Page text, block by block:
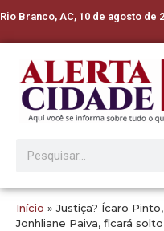
Rio Branco, AC, 10 de agosto de
Início »Justiça? Ícaro
Jonhliane Paiva, ficará